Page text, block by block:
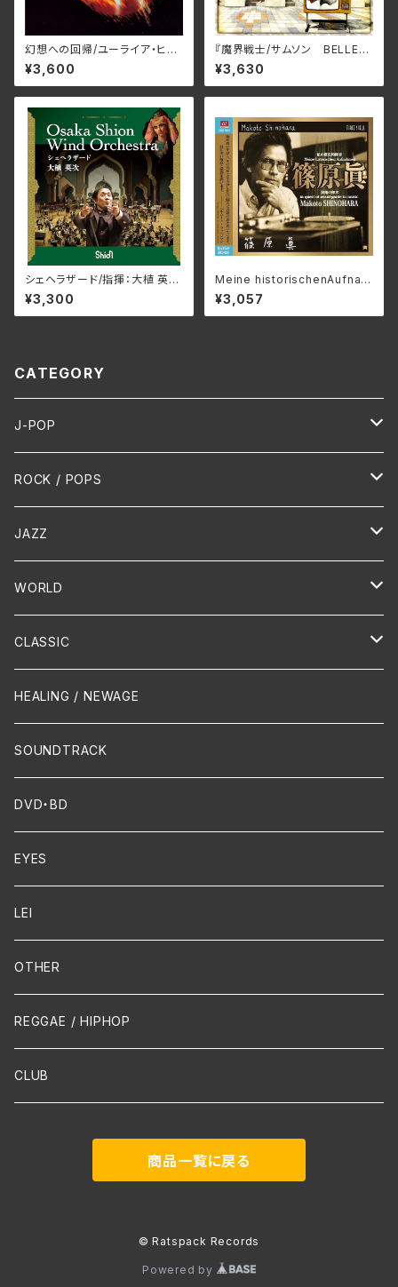
幻想への回帰/ユーライア・ヒー
プ BELLE-264386(仕様:SH
M-CD)
¥3,600
『魔界戦⼠/サムソン BELLE-2
64425(仕様:SHM-CD)
¥3,630
シェヘラザード/指揮：大植 英次
吹奏楽：Osaka Shion Wind
Orchestra WKOS-016(仕
様:CD)
¥3,300
Meine historischenAufnah
men/ 私の歴史的録音_篠原
眞 3SCD-0083(仕様:CD)
¥3,057
CATEGORY
J-POP
HR/HM
演歌 / 歌謡曲
PUNK/HARDCORE
Hip-Hop/Dancehall Reggae
ROCK / POPS
Oldies
HR/HM
JAZZ
Vocal
Piano
Crossover / Fusion
Dixie / New Orleans
FUNK
WORLD
HAWAIIAN
Chanson
CLASSIC
Piano
Flute
Violin
Cello
Guitar / Ukulele
Mandolin
声楽
吹奏楽
Contemporary / Avangarde
HEALING / NEWAGE
SOUNDTRACK
DVD・BD
EYES
LEI
OTHER
REGGAE / HIPHOP
CLUB
商品一覧に戻る
© Ratspack Records
Powered by